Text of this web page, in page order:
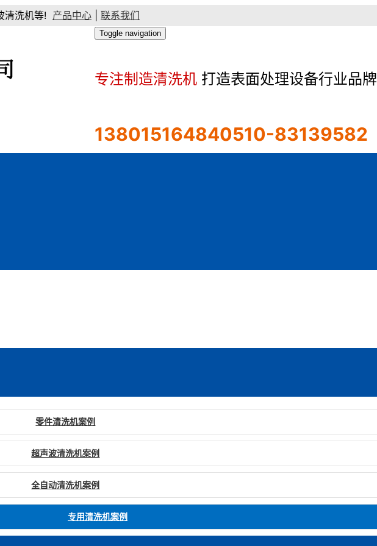
清洗机等! 产品中心 联系我们
Toggle navigation
专注制造清洗机 打造表面处理设备行业品牌
138015164840510-83139582
零件清洗机案例
超声波清洗机案例
全自动清洗机案例
专用清洗机案例